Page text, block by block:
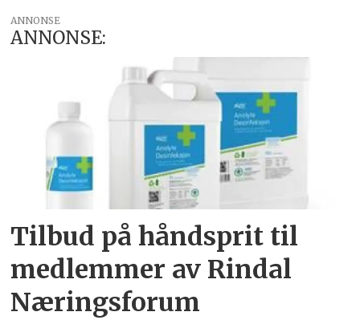
ANNONSE
ANNONSE:
Tilbud på håndsprit til
medlemmer av Rindal
Næringsforum